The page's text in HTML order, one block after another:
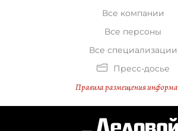
Все компании
Все персоны
Все специализации
Пресс-досье
Правила размещения